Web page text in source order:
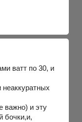
ватт по 30, и
важно) и эту
бочки,и,